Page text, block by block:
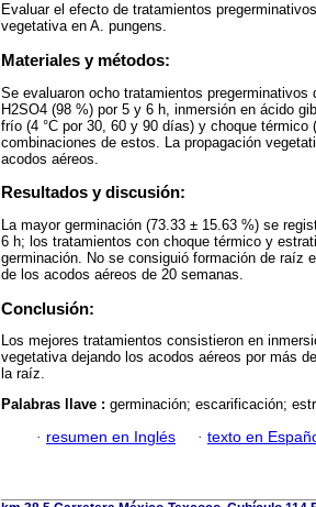
Evaluar el efecto de tratamientos
vegetativa en A. pungens.
Materiales y métodos:
Se evaluaron ocho tratamientos
H2SO4 (98 %) por 5 y 6 h, inmersión en ácido
frío (4 °C por 30, 60 y 90 días) y choque térmico
combinaciones de estos. La propagación
acodos aéreos.
Resultados y discusión:
La mayor germinación (73.33 ± 15.63 %) se
6 h; los tratamientos con choque térmico y
germinación. No se consiguió formación de raíz
de los acodos aéreos de 20 semanas.
Conclusión:
Los mejores tratamientos consistieron en
vegetativa dejando los acodos aéreos por más
la raíz.
Palabras llave : germinación; escarificación;
· resumen en Inglés · texto en